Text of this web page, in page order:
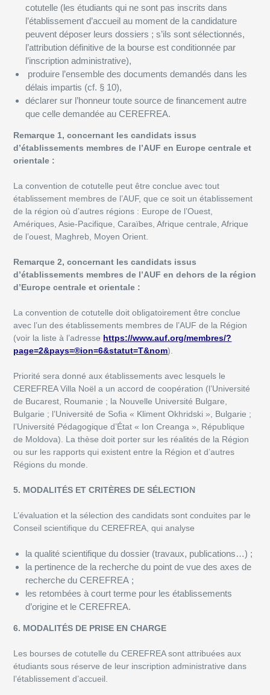
cotutelle (les étudiants qui ne sont pas inscrits dans
l’établissement d’accueil au moment de la candidature
peuvent déposer leurs dossiers ; s’ils sont sélectionnés,
l’attribution définitive de la bourse est conditionnée par
l’inscription administrative),
produire l’ensemble des documents demandés dans les
délais impartis (cf. § 10),
déclarer sur l’honneur toute source de financement autre
que celle demandée au CEREFREA.
Remarque 1, concernant les candidats issus
d’établissements membres de l’AUF en Europe centrale et
orientale :
La convention de cotutelle peut être conclue avec tout
établissement membres de l’AUF, que ce soit un établissement
de la région où d’autres régions : Europe de l’Ouest,
Amériques, Asie-Pacifique, Caraïbes, Afrique centrale, Afrique
de l’ouest, Maghreb, Moyen Orient.
Remarque 2, concernant les candidats issus
d’établissements membres de l’AUF en dehors de la région
d’Europe centrale et orientale :
La convention de cotutelle doit obligatoirement être conclue
avec l’un des établissements membres de l’AUF de la Région
(voir la liste à l’adresse https://www.auf.org/membres/?
page=2&pays=®ion=6&statut=T&nom).
Priorité sera donné aux établissements avec lesquels le
CEREFREA Villa Noël a un accord de coopération (l’Université
de Bucarest, Roumanie ; la Nouvelle Université Bulgare,
Bulgarie ; l’Université de Sofia « Kliment Okhridski », Bulgarie ;
l’Université Pédagogique d’État « Ion Creanga », République
de Moldova). La thèse doit porter sur les réalités de la Région
ou sur les rapports qui existent entre la Région et d’autres
Régions du monde.
5. MODALITÉS ET CRITÈRES DE SÉLECTION
L’évaluation et la sélection des candidats sont conduites par le
Conseil scientifique du CEREFREA, qui analyse
la qualité scientifique du dossier (travaux, publications…) ;
la pertinence de la recherche du point de vue des axes de
recherche du CEREFREA ;
les retombées à court terme pour les établissements
d’origine et le CEREFREA.
6. MODALITÉS DE PRISE EN CHARGE
Les bourses de cotutelle du CEREFREA sont attribuées aux
étudiants sous réserve de leur inscription administrative dans
l’établissement d’accueil.